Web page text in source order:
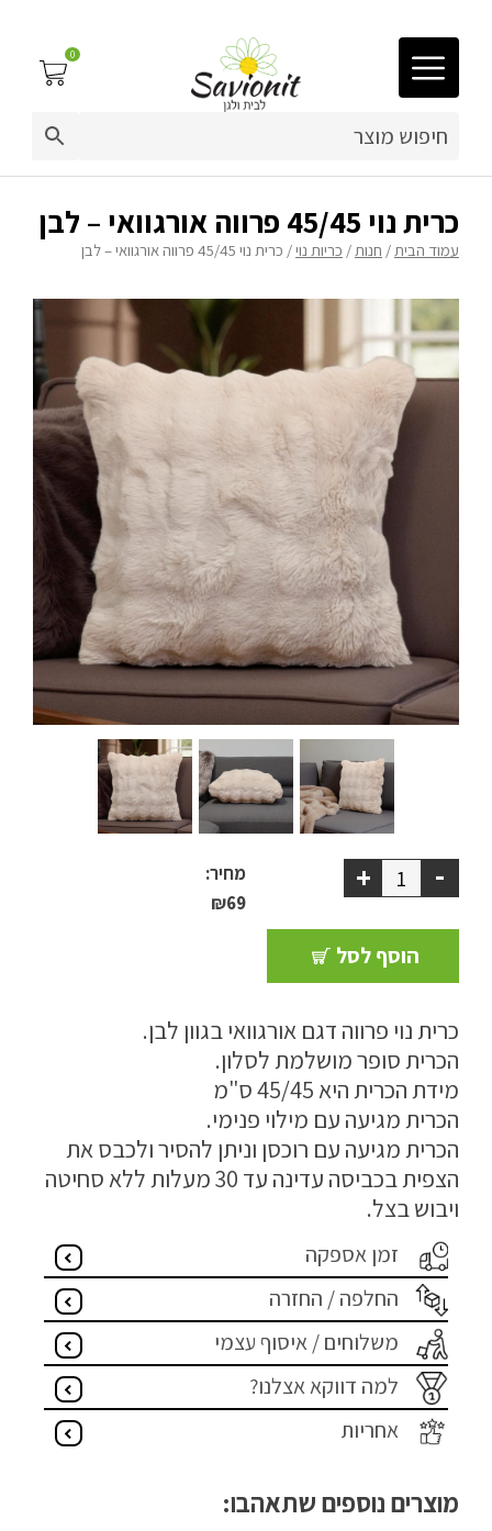
03-9212883
פינות זולה
ריהוט גן
מערכות ישיבה וריהוט
כריות נוי
ריהוט למרפסת
ריהוט לבית
אקססוריז
עודפים
קטלוג צבעים
אודות
עבודות אחרונות
צור קשר
הצהרת נגישות
התחבר / הרשם
0
כרית נוי 45/45 פרווה אורגוואי – לבן
עמוד הבית/ חנות/ כריות נוי/ כרית נוי 45/45 פרווה אורגוואי – לבן
-
+
מחיר:
₪69
הוסף לסל
כרית נוי פרווה דגם אורגוואי בגוון לבן.
הכרית סופר מושלמת לסלון.
מידת הכרית היא 45/45 ס"מ
הכרית מגיעה עם מילוי פנימי.
הכרית מגיעה עם רוכסן וניתן להסיר ולכבס את
הצפית בכביסה עדינה עד 30 מעלות ללא סחיטה
ויבוש בצל.
זמן אספקה
החלפה / החזרה
משלוחים / איסוף עצמי
למה דווקא אצלנו?
אחריות
מוצרים נוספים שתאהבו: